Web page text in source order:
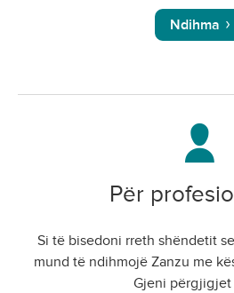
Ndihma
Për
Si të bisedoni rreth shëndetit
mund të ndihmojë Zanzu me
Gjeni përgjigjet